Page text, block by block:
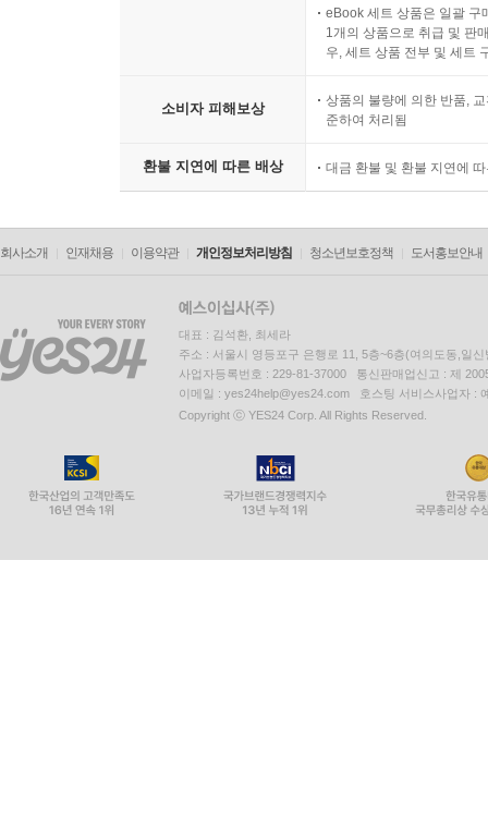
eBook 세트 상품은 일괄 구
1개의 상품으로 취급 및 판
우, 세트 상품 전부 및 세트
소비자 피해보상
상품의 불량에 의한 반품,
준하여 처리됨
환불 지연에 따른 배상 대금 환불 및 환불 지연에
회사소개 인재채용 이용약관 개인정보처리방침 청소년보호정책 도서홍보안내
대표 : 김석환, 최세라
주소 : 서울시 영등포구 은행로 11, 5층~6층(여의도동,일신
사업자등록번호 : 229-81-37000 통신판매업신고 : 제
이메일 : yes24help@yes24.com 호스팅 서비스사업자 :
Copyright ⓒ YES24 Corp. All Rights Reserved.